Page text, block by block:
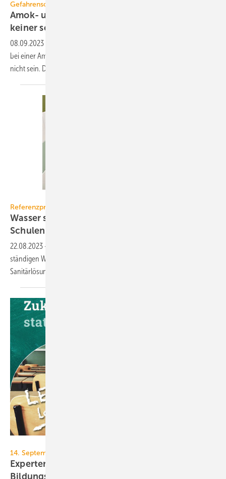
Gefahrenschutz
Amok- und Brandschutz: Ein Konflikt, der
keiner sein
08.09.2023
bei einer Amoklage erreichen müssen, könnten unterschiedlicher
nicht sein. Doch es gibt
Referenzprojekt
Wasser sparen: langlebige Sanitärlösungen für
Schulen
22.08.2023 -
ständigen Wartungsarbeiten ein Ende setzen. Langlebige
Sanitärlösungen von Delabie brachten die
14. September 2023, Aachen
Expertenforum: „Zukunftsraum Schule statt
Bildungs(bau)krise“